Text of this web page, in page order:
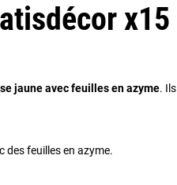
x15
jaune avec feuilles en azyme. Ils
des feuilles en azyme.